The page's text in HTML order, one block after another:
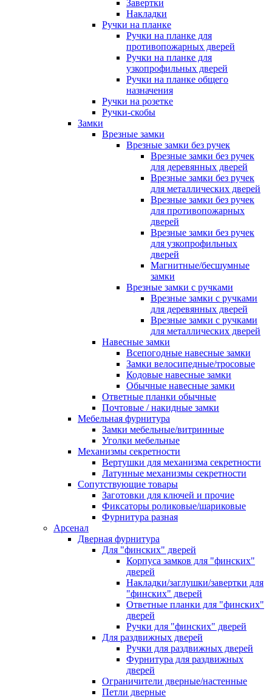
Завертки
Накладки
Ручки на планке
Ручки на планке для
противопожарных дверей
Ручки на планке для
узкопрофильных дверей
Ручки на планке общего
назначения
Ручки на розетке
Ручки-скобы
Замки
Врезные замки
Врезные замки без ручек
Врезные замки без ручек
для деревянных дверей
Врезные замки без ручек
для металлических дверей
Врезные замки без ручек
для противопожарных
дверей
Врезные замки без ручек
для узкопрофильных
дверей
Магнитные/бесшумные
замки
Врезные замки с ручками
Врезные замки с ручками
для деревянных дверей
Врезные замки с ручками
для металлических дверей
Навесные замки
Всепогодные навесные замки
Замки велосипедные/тросовые
Кодовые навесные замки
Обычные навесные замки
Ответные планки обычные
Почтовые / накидные замки
Мебельная фурнитура
Замки мебельные/витринные
Уголки мебельные
Механизмы секретности
Вертушки для механизма секретности
Латунные механизмы секретности
Сопутствующие товары
Заготовки для ключей и прочие
Фиксаторы роликовые/шариковые
Фурнитура разная
Арсенал
Дверная фурнитура
Для "финских" дверей
Корпуса замков для "финских"
дверей
Накладки/заглушки/завертки для
"финских" дверей
Ответные планки для "финских"
дверей
Ручки для "финских" дверей
Для раздвижных дверей
Ручки для раздвижных дверей
Фурнитура для раздвижных
дверей
Ограничители дверные/настенные
Петли дверные